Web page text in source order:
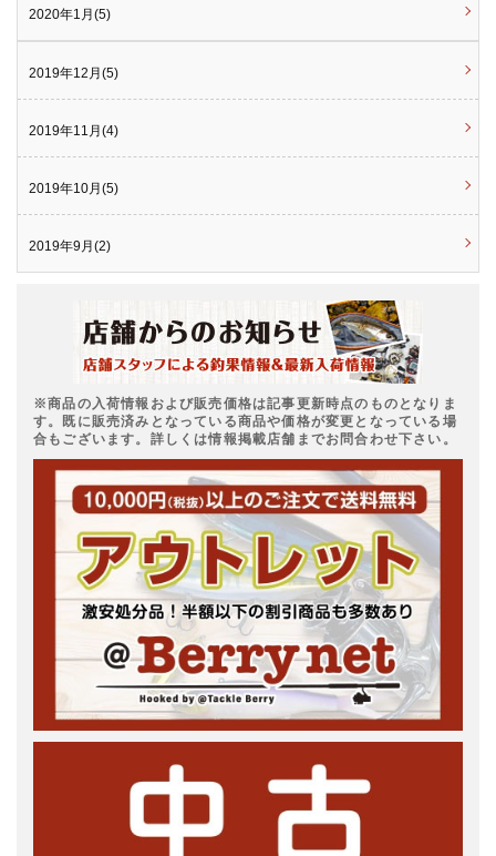
2020年1月(5)
2019年12月(5)
2019年11月(4)
2019年10月(5)
2019年9月(2)
※商品の入荷情報および販売価格は記事更新時点のものとなりま
す。既に販売済みとなっている商品や価格が変更となっている場
合もございます。詳しくは情報掲載店舗までお問合わせ下さい。